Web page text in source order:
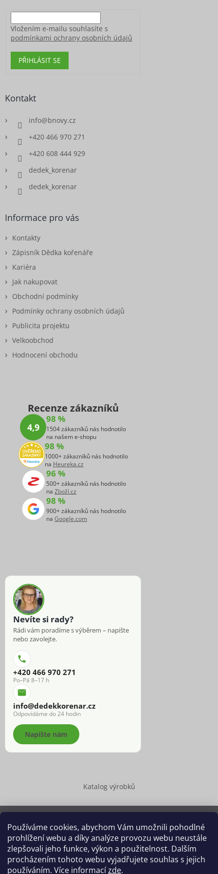
Používáme cookies, abychom Vám umožnili pohodlné
prohlížení webu a díky analýze provozu webu neustále
zlepšovali jeho funkce, výkon a použitelnost. Dalším
procházením tohoto webu vyjadřujete souhlas s jejich
používáním. Více informacízde.
Vložením e-mailu souhlasíte s
podmínkami ochrany osobních údajů
PŘIHLÁSIT SE
Kontakt
info@bnovy.cz
+420 466 970 271
+420 608 444 929
dedek_korenar
dedek_korenar
Informace pro vás
Kontakty
Zápisník Dědka kořenáře
Kariéra
Jak nakupovat
Obchodní podmínky
Podmínky ochrany osobních údajů
Publicita projektu
Velkoobchod
Hodnocení obchodu
Recenze zákazníků
4,9
98 %
1504 zákazníků nás hodnotilo
na našem e-shopu
98 %
1000+ zákazníků nás hodnotilo
na Heureka.cz
96 %
500+ zákazníků nás hodnotilo
na Zboží.cz
98 %
900+ zákazníků nás hodnotilo
na Google.com
Nevíte si rady?
Rádi vám poradíme s výběrem – napište
nebo zavolejte.
+420 466 970 271
Po–Pá 8–17 h
info@dedekkorenar.cz
Odpovídáme do 24 hodin
Napište nám
Katalog výrobků
Copyright 2026 Dědek kořenář®
. Všechna práva vyhrazena.
Upravit nastavení cookies